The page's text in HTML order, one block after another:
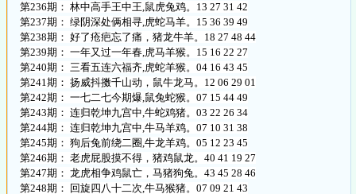
第236期： 林中高手王中王,鼠虎兔鸡。13 27 31 42
第237期： 绿阴深处俩相寻,虎蛇马羊。15 36 39 49
第238期： 好了疮疤忘了痛，猪龙牛羊。18 27 48 44
第239期： 一年又过一年春,虎马羊猴。15 16 22 27
第240期： 三看五连六福齐,虎蛇羊猴。04 16 43 45
第241期： 扬威抖擞千山动，鼠牛龙马。12 06 29 01
第242期： 一七二七今期爆,鼠兔蛇猴。07 15 44 49
第243期： 连归乾坤九宫中,牛蛇鸡猪。03 22 26 34
第244期： 连归乾坤九宫中,牛马羊鸡。07 10 31 38
第245期： 狗后兔前绕二圈,牛龙羊鸡。05 12 23 45
第246期： 老虎屁股摸不得，猪鸡鼠龙。40 41 19 27
第247期： 龙虎相争鸡鼠亡，马猪狗兔。43 45 28 46
第248期： 回旋四八十二次,牛马猴猪。07 09 21 43